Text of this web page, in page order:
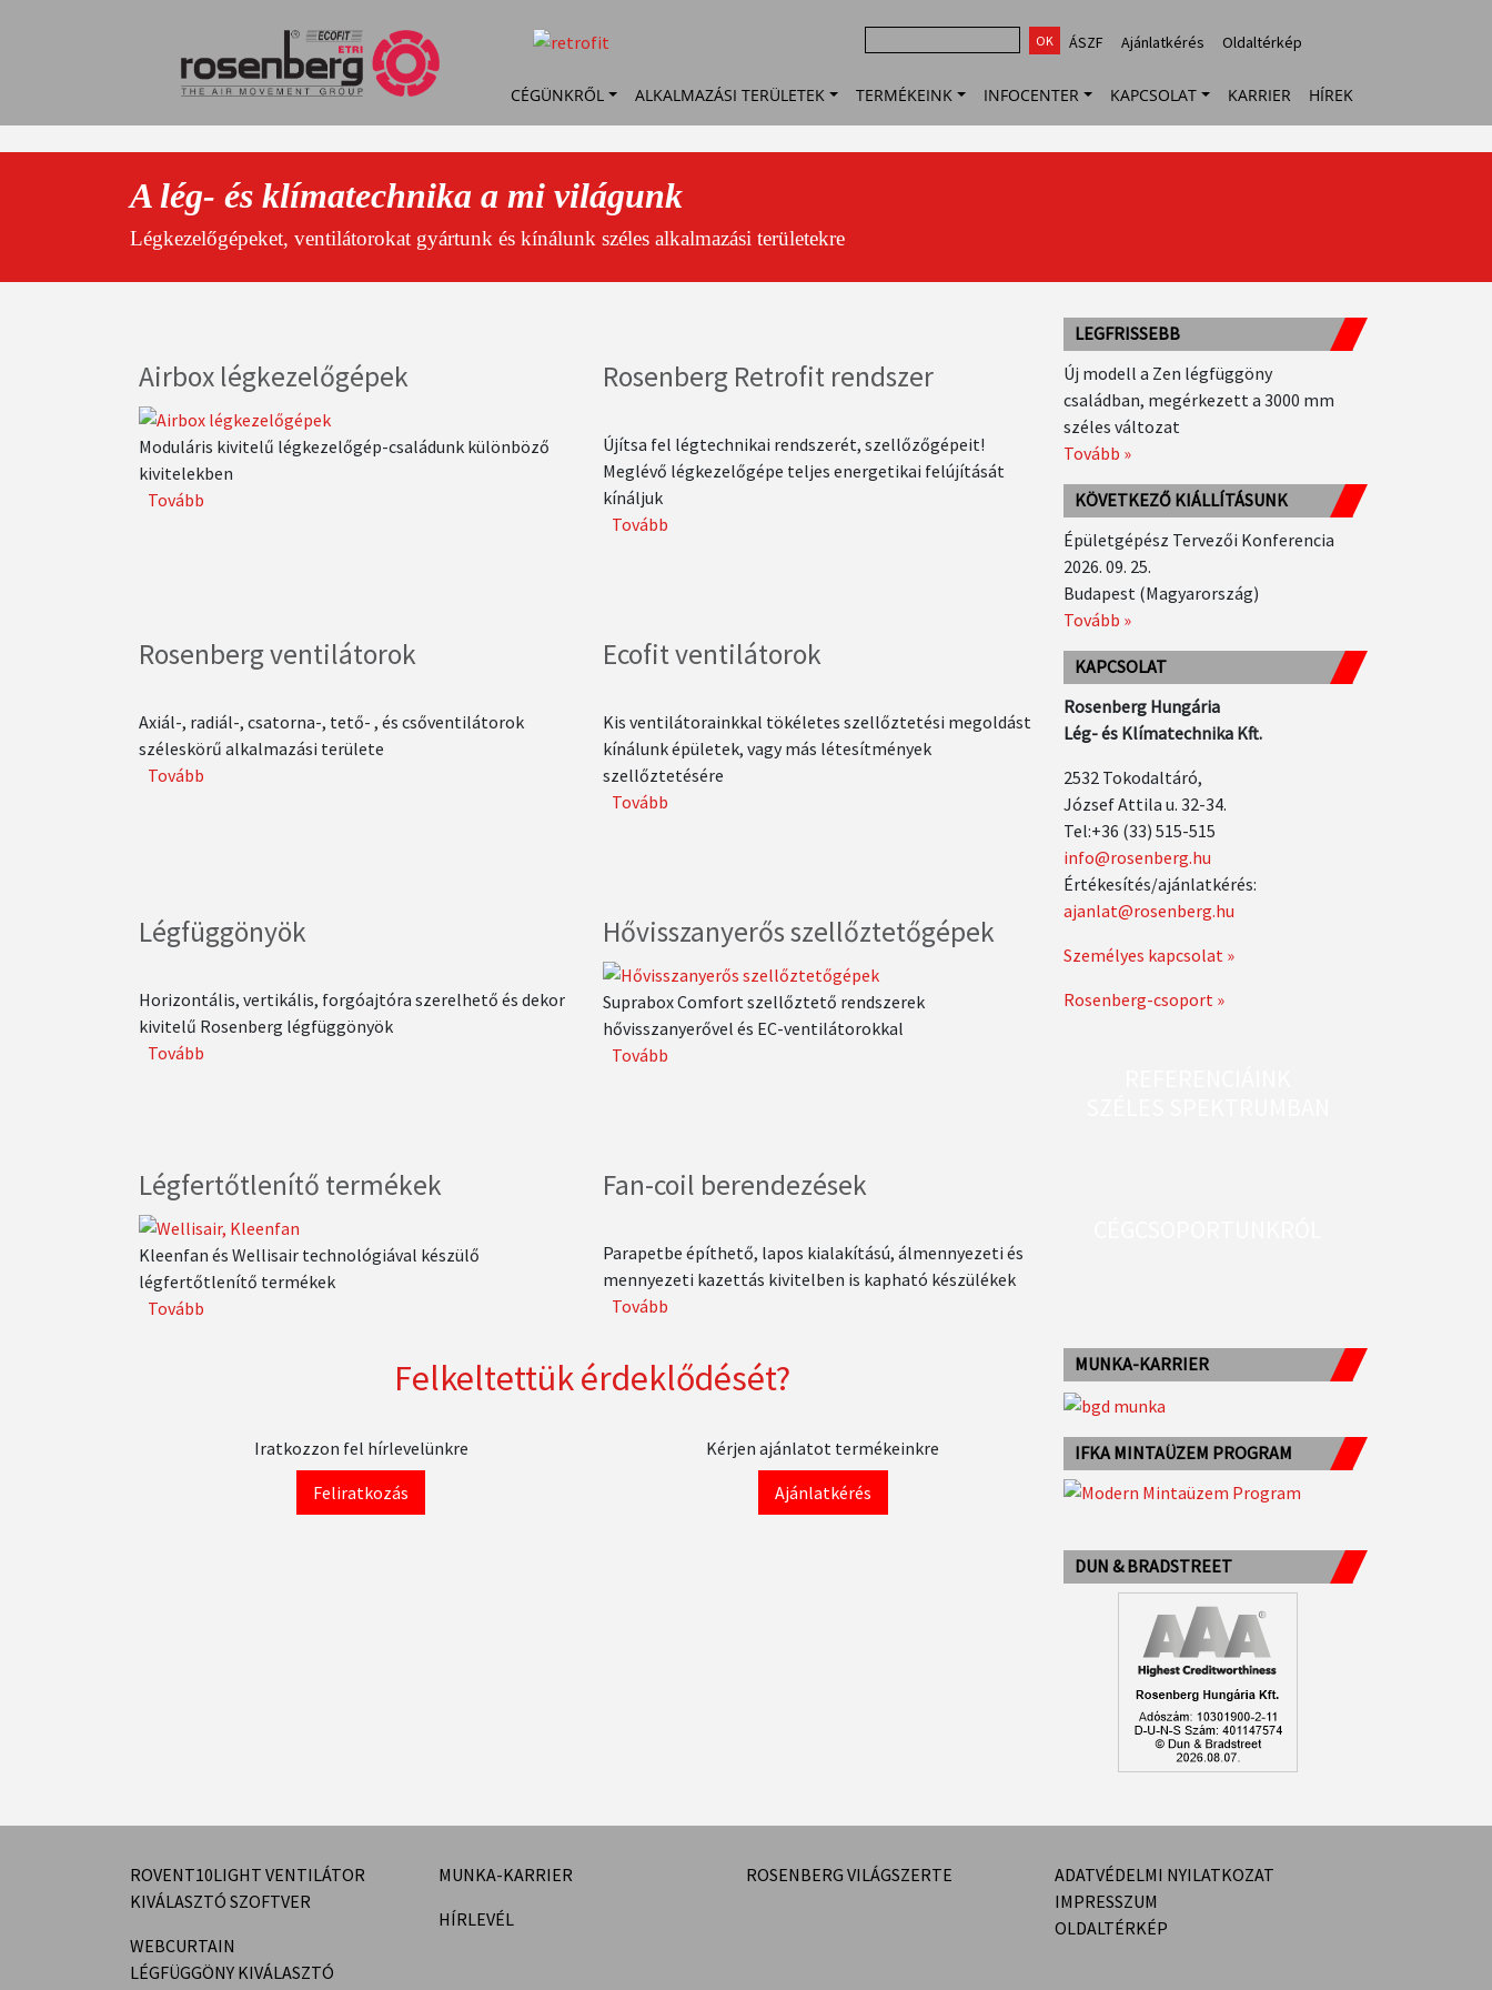
Image
top
ÁSZF Ajánlatkérés Oldaltérkép
Main
CÉGÜNKRŐL ALKALMAZÁSI TERÜLETEK TERMÉKEINK INFOCENTER KAPCSOLAT KARRIER HÍREK
A lég- és klímatechnika a mi világunk
Légkezelőgépeket, ventilátorokat gyártunk és kínálunk széles alkalmazási területekre
Airbox légkezelőgépek
Moduláris kivitelű légkezelőgép-családunk különböző
kivitelekben
Tovább
Rosenberg Retrofit rendszer
Újítsa fel légtechnikai rendszerét, szellőzőgépeit!
Meglévő légkezelőgépe teljes energetikai felújítását
kínáljuk
Tovább
Rosenberg ventilátorok
Axiál-, radiál-, csatorna-, tető- , és csőventilátorok
széleskörű alkalmazási területe
Tovább
Ecofit ventilátorok
Kis ventilátorainkkal tökéletes szellőztetési megoldást
kínálunk épületek, vagy más létesítmények
szellőztetésére
Tovább
Légfüggönyök
Horizontális, vertikális, forgóajtóra szerelhető és dekor
kivitelű Rosenberg légfüggönyök
Tovább
Hővisszanyerős szellőztetőgépek
Suprabox Comfort szellőztető rendszerek
hővisszanyerővel és EC-ventilátorokkal
Tovább
Légfertőtlenítő termékek
Kleenfan és Wellisair technológiával készülő
légfertőtlenítő termékek
Tovább
Fan-coil berendezések
Parapetbe építhető, lapos kialakítású, álmennyezeti és
mennyezeti kazettás kivitelben is kapható készülékek
Tovább
berendezések)
Felkeltettük érdeklődését?
Iratkozzon fel hírlevelünkre
Feliratkozás
Kérjen ajánlatot termékeinkre
Ajánlatkérés
LEGFRISSEBB
Új modell a Zen légfüggöny
családban, megérkezett a 3000 mm
széles változat
Tovább »
KÖVETKEZŐ KIÁLLÍTÁSUNK
Épületgépész Tervezői Konferencia
2026. 09. 25.
Budapest (Magyarország)
Tovább »
KAPCSOLAT
Rosenberg Hungária
Lég- és Klímatechnika Kft.
2532 Tokodaltáró,
József Attila u. 32-34.
Tel:+36 (33) 515-515
info@rosenberg.hu
Értékesítés/ajánlatkérés:
ajanlat@rosenberg.hu
Személyes kapcsolat »
Rosenberg-csoport »
MUNKA-KARRIER
IFKA MINTAÜZEM PROGRAM
DUN & BRADSTREET
ROVENT10LIGHT VENTILÁTOR
KIVÁLASZTÓ SZOFTVER
WEBCURTAIN
LÉGFÜGGÖNY KIVÁLASZTÓ
MUNKA-KARRIER
HÍRLEVÉL
ROSENBERG VILÁGSZERTE
ADATVÉDELMI NYILATKOZAT
IMPRESSZUM
OLDALTÉRKÉP